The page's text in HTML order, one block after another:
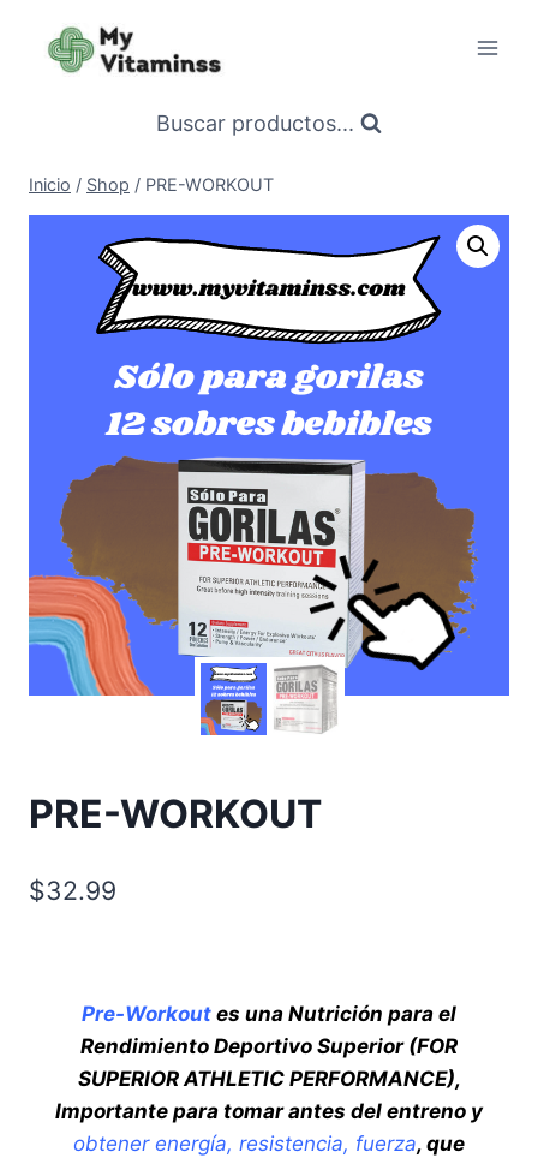
contenido
Buscar productos...
Inicio / Shop / PRE-WORKOUT
PRE-WORKOUT
$32.99
Pre-Workout es una Nutrición para el
Rendimiento Deportivo Superior (FOR
SUPERIOR ATHLETIC PERFORMANCE),
Importante para tomar antes del entreno y
obtener energía, resistencia, fuerza, que